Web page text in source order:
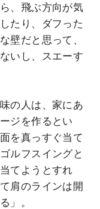
、飛ぶ方向が気
たり、ダフった
壁だと思って、
いし、スエーす
の人は、家にあ
ジを作るとい
を真っすぐ当て
ルフスイングと
てようとすれ
肩のラインは開
」。